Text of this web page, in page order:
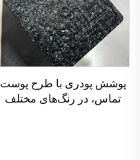
پوشش پودری با طرح پوست
تماس، در رنگ‌های مختلف